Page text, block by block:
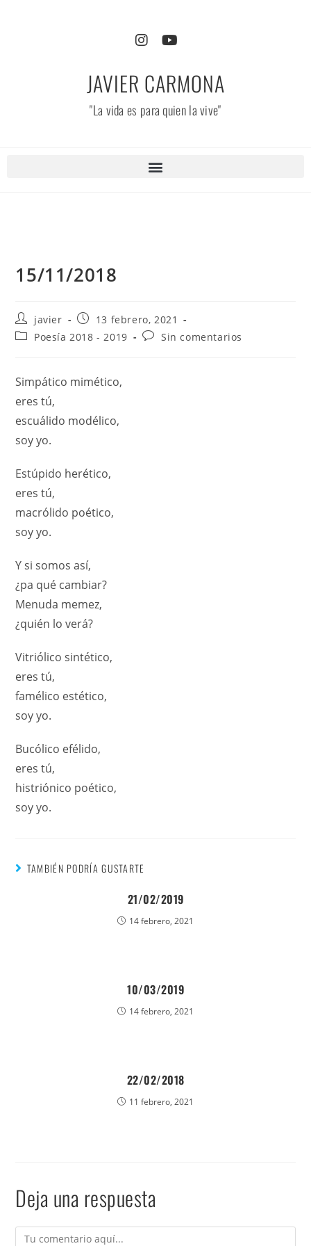
JAVIER CARMONA
"La vida es para quien la vive"
15/11/2018
javier
13 febrero, 2021
Poesía 2018 - 2019
Sin comentarios
Simpático mimético,
eres tú,
escuálido modélico,
soy yo.
Estúpido herético,
eres tú,
macrólido poético,
soy yo.
Y si somos así,
¿pa qué cambiar?
Menuda memez,
¿quién lo verá?
Vitriólico sintético,
eres tú,
famélico estético,
soy yo.
Bucólico efélido,
eres tú,
histriónico poético,
soy yo.
TAMBIÉN PODRÍA GUSTARTE
21/02/2019
14 febrero, 2021
10/03/2019
14 febrero, 2021
22/02/2018
11 febrero, 2021
Deja una respuesta